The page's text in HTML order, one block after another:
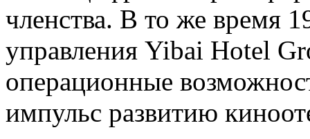
членства. В то же время
управления Yibai Hotel
операционные
импульс развитию